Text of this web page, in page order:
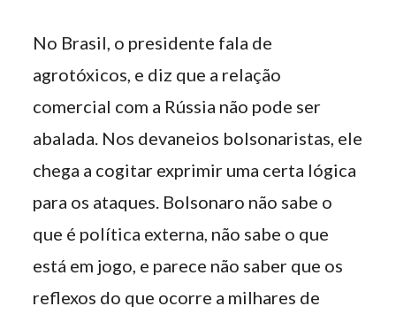
No Brasil, o presidente fala de
agrotóxicos, e diz que a relação
comercial com a Rússia não pode ser
abalada. Nos devaneios bolsonaristas, ele
chega a cogitar exprimir uma certa lógica
para os ataques. Bolsonaro não sabe o
que é política externa, não sabe o que
está em jogo, e parece não saber que os
reflexos do que ocorre a milhares de